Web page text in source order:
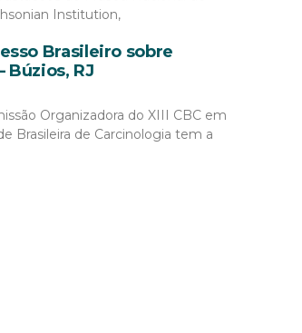
Institution,
Brasileiro sobre
Búzios, RJ
Organizadora do XIII CBC em
Brasileira de Carcinologia tem a